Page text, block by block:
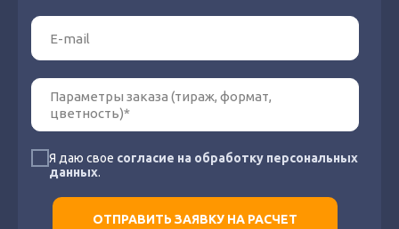
Я даю свое согласие на обработку персональных
данных.
ОТПРАВИТЬ ЗАЯВКУ НА РАСЧЕТ